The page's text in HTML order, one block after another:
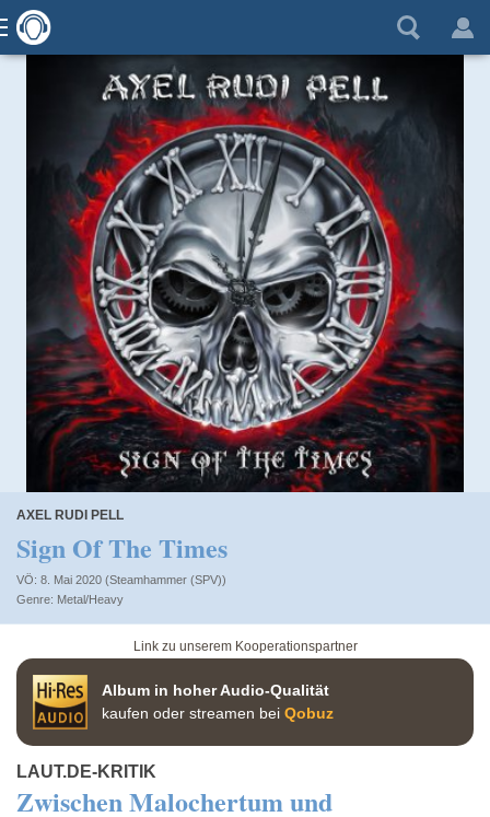
AXEL RUDI PELL
Sign Of The Times
VÖ: 8. Mai 2020 (Steamhammer (SPV))
Metal/Heavy
Link zu unserem Kooperationspartner
Album in hoher Audio-Qualität
kaufen oder streamen bei Qobuz
LAUT.DE-KRITIK
Zwischen Malochertum und